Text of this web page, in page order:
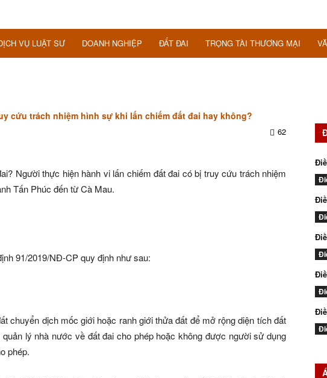
VỤ LUẬT SƯ DOANH NGHIỆP ĐẤT ĐAI TRỌNG TÀI THƯƠNG MẠI
cứu trách nhiệm hình sự khi lấn chiếm đất đai hay không?
62
Người thực hiện hành vi lấn chiếm đất đai có bị truy cứu trách nhiệm
Tấn Phúc đến từ Cà Mau.
91/2019/NĐ-CP quy định như sau:
chuyển dịch mốc giới hoặc ranh giới thửa đất để mở rộng diện tích đất
lý nhà nước về đất đai cho phép hoặc không được người sử dụng
phép.